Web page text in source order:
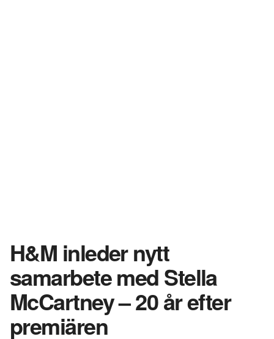
H&M inleder nytt
samarbete med Stella
McCartney – 20 år efter
premiären